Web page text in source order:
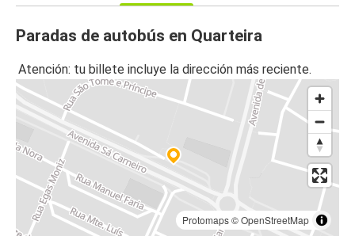
Paradas de autobús en Quarteira
Atención: tu billete incluye la dirección más reciente.
Protomaps©OpenStreetMap